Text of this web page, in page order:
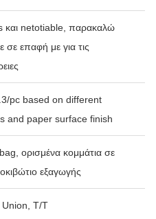
και netotiable, παρακαλώ
σε επαφή με για τις
pc based on different
and paper surface finish
ορισμένα κομμάτια σε
εξαγωγής
T/T